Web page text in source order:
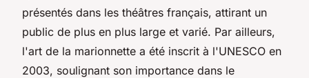
présentés dans les théâtres français, attirant un
public de plus en plus large et varié. Par ailleurs,
l'art de la marionnette a été inscrit à l'UNESCO en
2003, soulignant son importance dans le